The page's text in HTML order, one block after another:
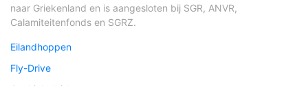
naar Griekenland en is aangesloten bij SGR, ANVR,
Calamiteitenfonds en SGRZ.
Eilandhoppen
Fly-Drive